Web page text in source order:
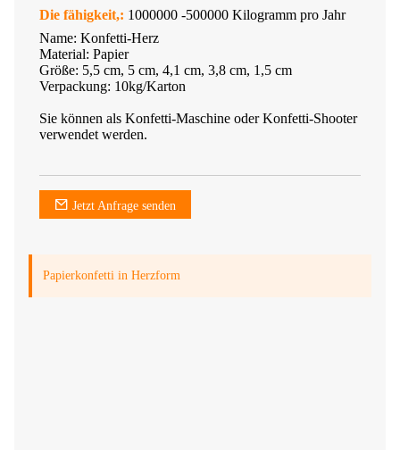
Die fähigkeit,: 1000000 -500000 Kilogramm pro Jahr
Name: Konfetti-Herz
Material: Papier
Größe: 5,5 cm, 5 cm, 4,1 cm, 3,8 cm, 1,5 cm
Verpackung: 10kg/Karton
Sie können als Konfetti-Maschine oder Konfetti-Shooter
verwendet werden.
Jetzt Anfrage senden
Papierkonfetti in Herzform